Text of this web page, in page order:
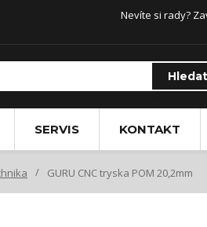
Hledat
Nevíte si rady?
SERVIS KONTAKT
GURU CNC tryska POM 20,2mm